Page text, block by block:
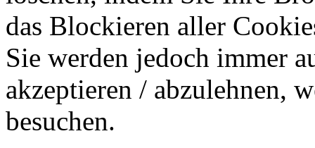
das Blockieren aller
Sie werden jedoch immer
akzeptieren / abzulehnen,
besuchen.